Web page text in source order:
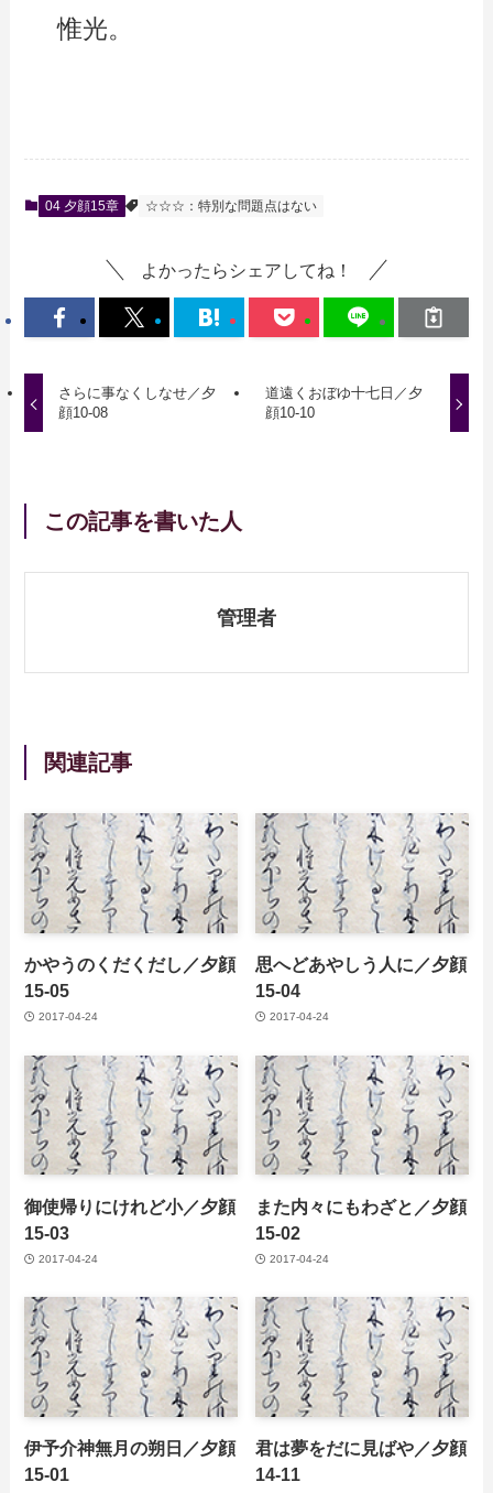
惟光。
04 夕顔15章 ☆☆☆：特別な問題点はない
よかったらシェアしてね！
さらに事なくしなせ／夕
顔10-08
道遠くおぼゆ十七日／夕
顔10-10
この記事を書いた人
管理者
関連記事
かやうのくだくだし／夕顔
15-05
2017-04-24
思へどあやしう人に／夕顔
15-04
2017-04-24
御使帰りにけれど小／夕顔
15-03
2017-04-24
また内々にもわざと／夕顔
15-02
2017-04-24
伊予介神無月の朔日／夕顔
15-01
君は夢をだに見ばや／夕顔
14-11